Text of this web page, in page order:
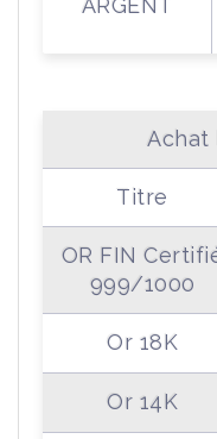
ARGENT
Achat
Titre
OR FIN
999/1000
Or 18K
Or 14K